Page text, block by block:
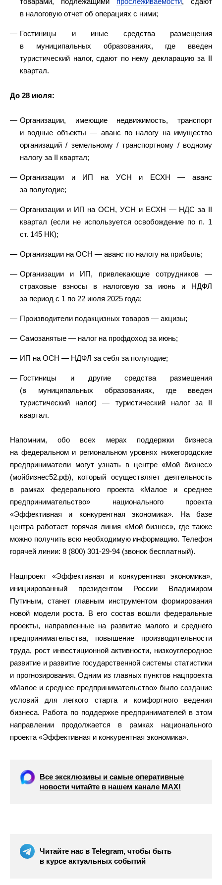
в налоговую отчет об операциях с ними;
Гостиницы и иные средства размещения
в муниципальных образованиях, где введен
туристический налог, сдают по нему декларацию за II
квартал.
До 28 июля:
Организации, имеющие недвижимость, транспорт
и водные объекты — аванс по налогу на имущество
организаций / земельному / транспортному / водному
налогу за II квартал;
Организации и ИП на УСН и ЕСХН — аванс
за полугодие;
Организации и ИП на ОСН, УСН и ЕСХН — НДС за II
квартал (если не используется освобождение по п. 1
ст. 145 НК);
Организации на ОСН — аванс по налогу на прибыль;
Организации и ИП, привлекающие сотрудников —
страховые взносы в налоговую за июнь и НДФЛ
за период с 1 по 22 июля 2025 года;
Производители подакцизных товаров — акцизы;
Самозанятые — налог на профдоход за июнь;
ИП на ОСН — НДФЛ за себя за полугодие;
Гостиницы и другие средства размещения
(в муниципальных образованиях, где введен
туристический налог) — туристический налог за II
квартал.
Напомним, обо всех мерах поддержки бизнеса
на федеральном и региональном уровнях нижегородские
предприниматели могут узнать в центре «Мой бизнес»
(мойбизнес52.рф), который осуществляет деятельность
в рамках федерального проекта «Малое и среднее
предпринимательство» национального проекта
«Эффективная и конкурентная экономика». На базе
центра работает горячая линия «Мой бизнес», где также
можно получить всю необходимую информацию. Телефон
горячей линии: 8 (800) 301-29-94 (звонок бесплатный).
Нацпроект «Эффективная и конкурентная экономика»,
инициированный президентом России Владимиром
Путиным, станет главным инструментом формирования
новой модели роста. В его состав вошли федеральные
проекты, направленные на развитие малого и среднего
предпринимательства, повышение производительности
труда, рост инвестиционной активности, низкоуглеродное
развитие и развитие государственной системы статистики
и прогнозирования. Одним из главных пунктов нацпроекта
«Малое и среднее предпринимательство» было создание
условий для легкого старта и комфортного ведения
бизнеса. Работа по поддержке предпринимателей в этом
направлении продолжается в рамках национального
проекта «Эффективная и конкурентная экономика».
Все эксклюзивы и самые оперативные
новости читайте в нашем канале МАХ!
Читайте нас в Telegram, чтобы быть
в курсе актуальных событий